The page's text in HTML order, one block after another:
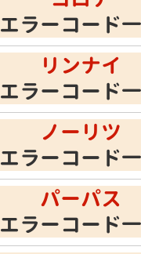
エラーコード
リンナイ
エラーコード
ノーリツ
エラーコード
パーパス
エラーコード